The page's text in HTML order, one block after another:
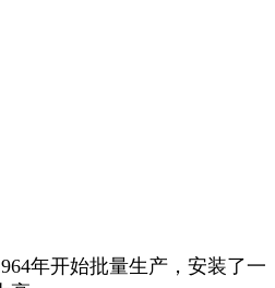
年开始批量生产，安装了一